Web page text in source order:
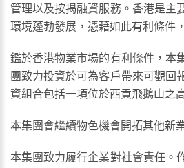
管理以及按揭融資服務。香港是主
環境蓬勃發展，憑藉如此有利條件
鑑於香港物業市場的有利條件，本
團致力投資於可為客戶帶來可觀回
資組合包括一項位於西貢飛鵝山之
本集團會繼續物色機會開拓其他新
本集團致力履行企業對社會責任。